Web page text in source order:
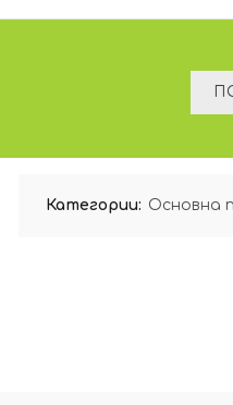
Категории: Oсновна